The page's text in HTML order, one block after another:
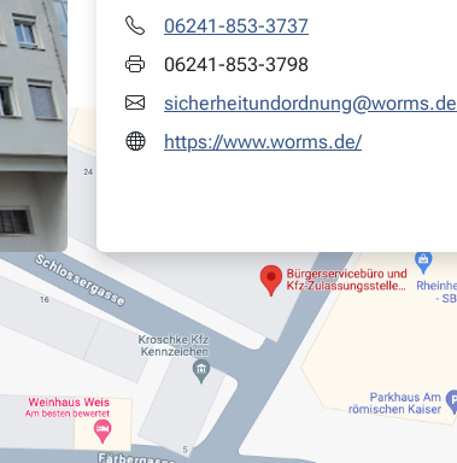
06241-853-3737
06241-853-3798
sicherheitundordnung@worms.de
https://www.worms.de/